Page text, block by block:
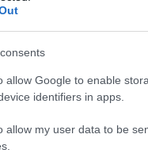
allow Google to enable
identifiers in apps.
allow my user data to be
másik részét az a
színes dia alkotja,
örökség jelentős
hogy az ajándékozás
hagyatékom
számára" - idézték a